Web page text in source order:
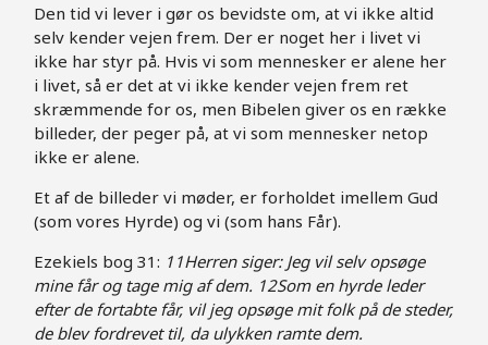
Den tid vi lever i gør os bevidste om, at vi ikke altid
selv kender vejen frem. Der er noget her i livet vi
ikke har styr på. Hvis vi som mennesker er alene her
i livet, så er det at vi ikke kender vejen frem ret
skræmmende for os, men Bibelen giver os en række
billeder, der peger på, at vi som mennesker netop
ikke er alene.
Et af de billeder vi møder, er forholdet imellem Gud
(som vores Hyrde) og vi (som hans Får).
Ezekiels bog 31: 11Herren siger: Jeg vil selv opsøge
mine får og tage mig af dem. 12Som en hyrde leder
efter de fortabte får, vil jeg opsøge mit folk på de steder,
de blev fordrevet til, da ulykken ramte dem.